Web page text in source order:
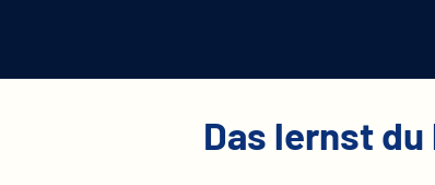
Das lernst du